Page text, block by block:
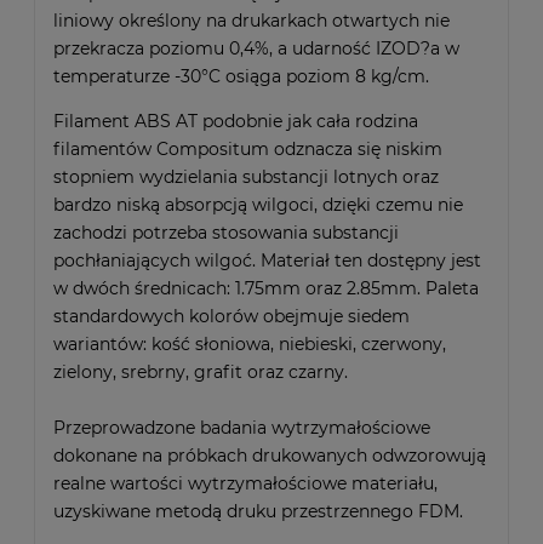
liniowy określony na drukarkach otwartych nie
przekracza poziomu 0,4%, a udarność IZOD?a w
temperaturze -30°C osiąga poziom 8 kg/cm.
Filament ABS AT podobnie jak cała rodzina
filamentów Compositum odznacza się niskim
stopniem wydzielania substancji lotnych oraz
bardzo niską absorpcją wilgoci, dzięki czemu nie
zachodzi potrzeba stosowania substancji
pochłaniających wilgoć. Materiał ten dostępny jest
w dwóch średnicach: 1.75mm oraz 2.85mm. Paleta
standardowych kolorów obejmuje siedem
wariantów: kość słoniowa, niebieski, czerwony,
zielony, srebrny, grafit oraz czarny.
Przeprowadzone badania wytrzymałościowe
dokonane na próbkach drukowanych odwzorowują
realne wartości wytrzymałościowe materiału,
uzyskiwane metodą druku przestrzennego FDM.